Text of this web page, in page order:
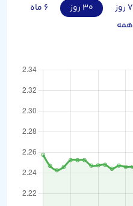
۷ روز ۳۰ روز
۶ ماه
همه